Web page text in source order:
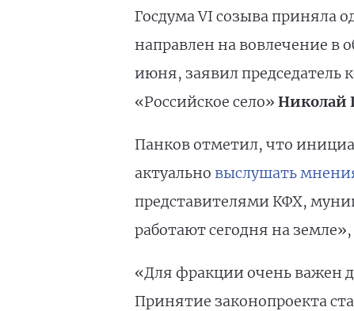
Госдума VI созыва приняла
направлен на вовлечение в
июня, заявил председатель
«Российское село» Николай
Панков отметил, что
актуально выслушать
представителями КФХ,
работают сегодня на земле»,
«Для фракции очень важен
Принятие законопроекта